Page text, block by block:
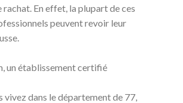
En effet, la plupart de ces
peuvent revoir leur
un établissement certifié
vivez dans le département de 77,